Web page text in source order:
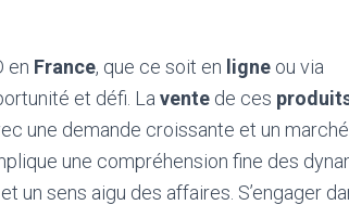
en France, que ce soit en ligne ou via
et défi. La vente de ces
une demande croissante et un
une compréhension fine des
un sens aigu des affaires. S’engager